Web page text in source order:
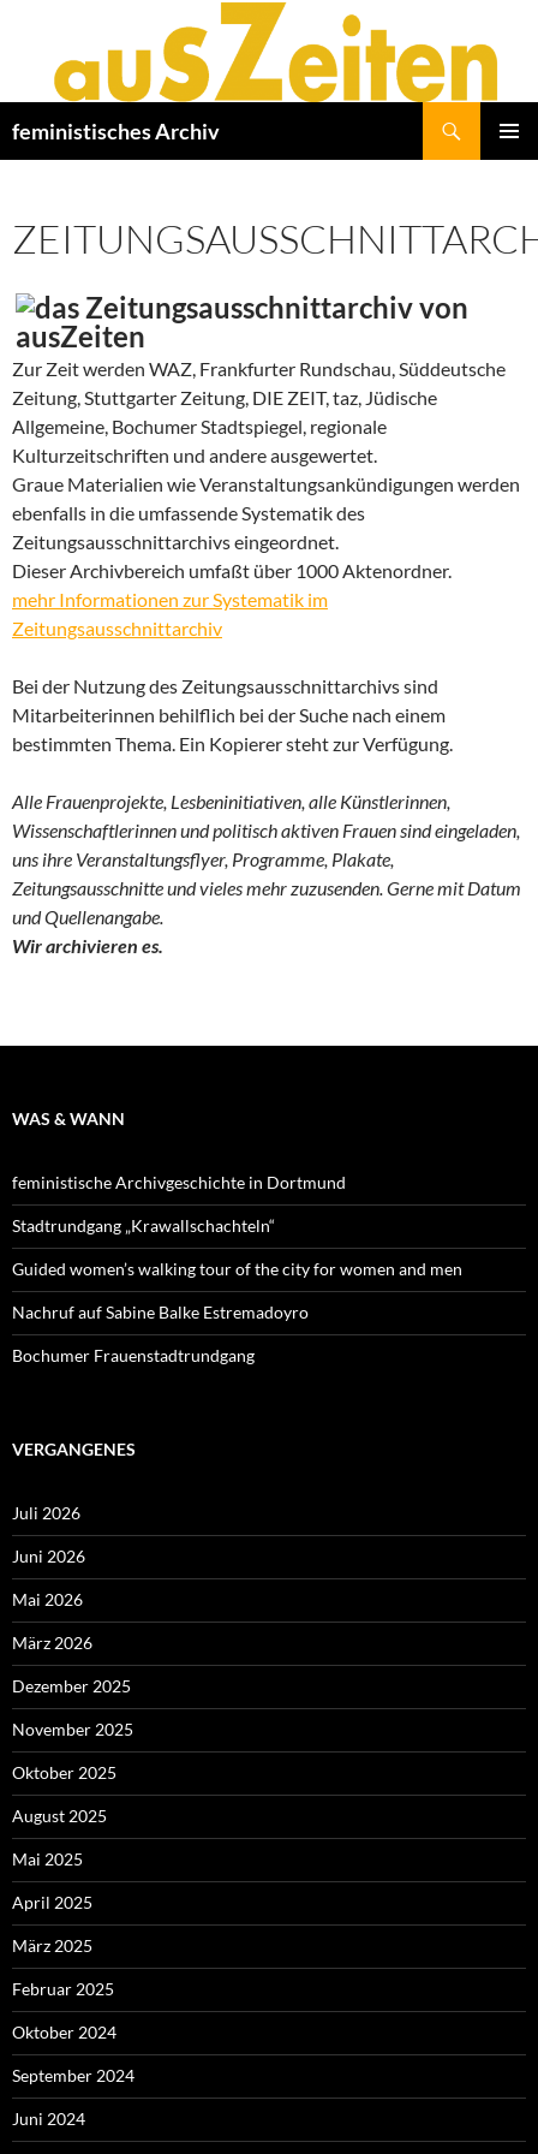
springen
feministisches Archiv
Zur Zeit werden WAZ, Frankfurter Rundschau, Süddeutsche
Zeitung, Stuttgarter Zeitung, DIE ZEIT, taz, Jüdische
Allgemeine, Bochumer Stadtspiegel, regionale
Kulturzeitschriften und andere ausgewertet.
Graue Materialien wie Veranstaltungsankündigungen werden
ebenfalls in die umfassende Systematik des
Zeitungsausschnittarchivs eingeordnet.
Dieser Archivbereich umfaßt über 1000 Aktenordner.
mehr Informationen zur Systematik im
Zeitungsausschnittarchiv
Bei der Nutzung des Zeitungsausschnittarchivs sind
Mitarbeiterinnen behilflich bei der Suche nach einem
bestimmten Thema. Ein Kopierer steht zur Verfügung.
Alle Frauenprojekte, Lesbeninitiativen, alle Künstlerinnen,
Wissenschaftlerinnen und politisch aktiven Frauen sind eingeladen,
uns ihre Veranstaltungsflyer, Programme, Plakate,
Zeitungsausschnitte und vieles mehr zuzusenden. Gerne mit Datum
und Quellenangabe.
Wir archivieren es.
WAS & WANN
feministische Archivgeschichte in Dortmund
Stadtrundgang „Krawallschachteln“
Guided women’s walking tour of the city for women and men
Nachruf auf Sabine Balke Estremadoyro
Bochumer Frauenstadtrundgang
VERGANGENES
Juli 2026
Juni 2026
Mai 2026
März 2026
Dezember 2025
November 2025
Oktober 2025
August 2025
Mai 2025
April 2025
März 2025
Februar 2025
Oktober 2024
September 2024
Juni 2024